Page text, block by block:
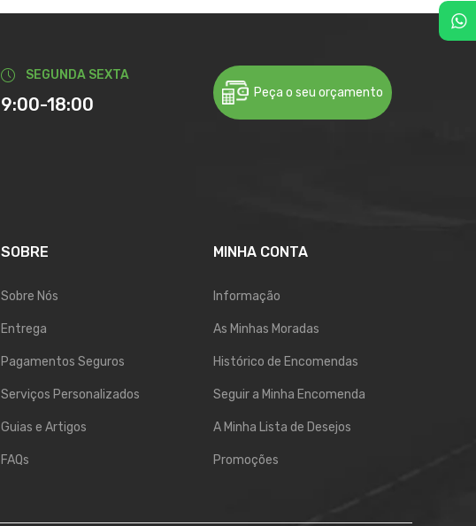
SEGUNDA SEXTA
9:00-18:00
Peça o seu orçamento
SOBRE
Sobre Nós
Entrega
Pagamentos Seguros
Serviços Personalizados
Guias e Artigos
FAQs
MINHA CONTA
Informação
As Minhas Moradas
Histórico de Encomendas
Seguir a Minha Encomenda
A Minha Lista de Desejos
Promoções